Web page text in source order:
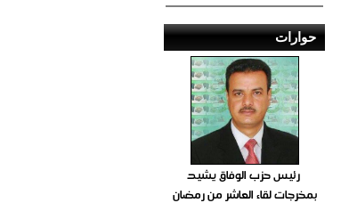
حوارات
رئيس حزب الوفاق يشيد
بمخرجات لقاء العاشر من رمضان